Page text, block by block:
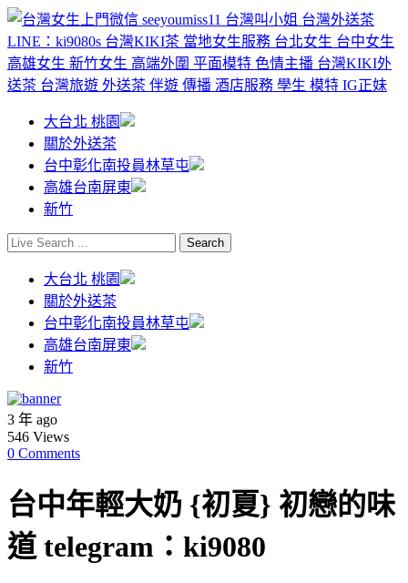
大台北 桃園
關於外送茶
台中彰化南投員林草屯
高雄台南屏東
新竹
大台北 桃園
關於外送茶
台中彰化南投員林草屯
高雄台南屏東
新竹
3 年 ago
546 Views
0 Comments
台中年輕大奶 {初夏} 初戀的味
道 telegram：ki9080